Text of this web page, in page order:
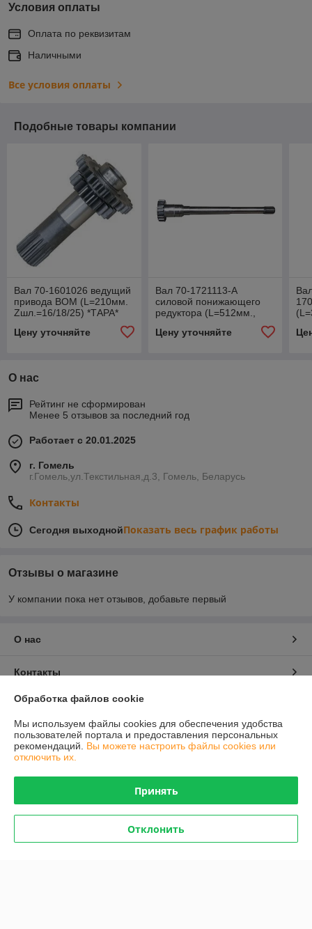
Условия оплаты
Оплата по реквизитам
Наличными
Все условия оплаты
Подобные товары компании
Вал 70-1601026 ведущий
привода ВОМ (L=210мм.
Zшл.=16/18/25) *ТАРА*
Цену уточняйте
Вал 70-1721113-А
силовой понижающего
редуктора (L=512мм.,
Zшл.=12/20) МТЗ *ТАРА*
Цену уточняйте
О нас
Рейтинг не сформирован
Менее 5 отзывов за последний год
Работает с 20.01.2025
г. Гомель
г.Гомель,ул.Текстильная,д.3, Гомель, Беларусь
Контакты
Сегодня выходнойПоказать весь график работы
Отзывы о магазине
У компании пока нет отзывов, добавьте первый
О нас
Контакты
Доставка и оплата
График работы
Политика обработки cookies
Сайт создан на платформе Deal.by
Обработка файлов cookie
Мы используем файлы cookies для обеспечения удобства
пользователей портала и предоставления персональных
рекомендаций. Вы можете настроить файлы cookies или
отключить их.
Принять
Отклонить